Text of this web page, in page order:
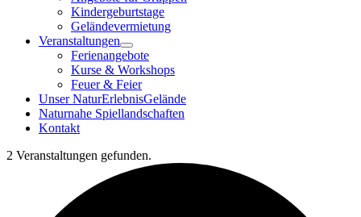
Kindergeburtstage
Geländevermietung
Veranstaltungen
Ferienangebote
Kurse & Workshops
Feuer & Feier
Unser NaturErlebnisGelände
Naturnahe Spiellandschaften
Kontakt
2 Veranstaltungen gefunden.